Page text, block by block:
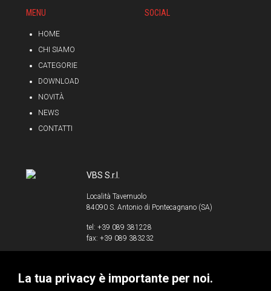
MENU
HOME
CHI SIAMO
CATEGORIE
DOWNLOAD
NOVITÀ
NEWS
CONTATTI
SOCIAL
VBS S.r.l.
Località Tavernuolo
84090 S. Antonio di Pontecagnano (SA)
tel: +39 089 381228
fax: +39 089 383232
P.IVA 00853520658
La tua privacy è importante per noi.